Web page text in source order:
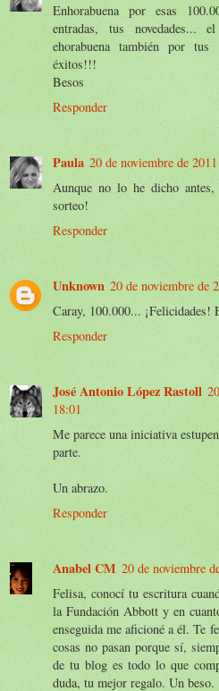
Enhorabuena por esas
entradas, tus novedades...
ehorabuena también por
éxitos!!!
Besos
Responder
Paula 20 de noviembre de
Aunque no lo he dicho
sorteo!
Responder
Unknown 20 de noviembre de
Caray, 100.000... ¡Felicidades!
Responder
José Antonio López Rastoll
18:01
Me parece una iniciativa
parte.
Un abrazo.
Responder
Anabel CM 20 de noviembre
Felisa, conocí tu escritura
la Fundación Abbott y en
enseguida me aficioné a él. Te
cosas no pasan porque sí,
de tu blog es todo lo que
duda, tu mejor regalo. Un beso.